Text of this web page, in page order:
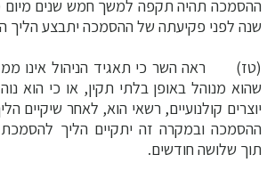
ההסמכה תהיה תקפה למשך חמש שנים
שנה לפני פקיעתה של ההסמכה יתבצע
(טז) ראה השר כי תאגיד הניהול אינו
שהוא מנוהל באופן בלתי תקין, או כי הוא
יוצרים קולנועיים, רשאי הוא, לאחר שיקיים
ההסמכה ובמקרה זה יתקיים הליך
תוך שלושה חודשים.